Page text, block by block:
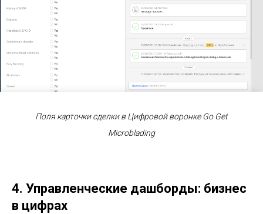
Поля карточки сделки в Цифровой воронке Go Get
Microblading
4. Управленческие дашборды: бизнес
в цифрах